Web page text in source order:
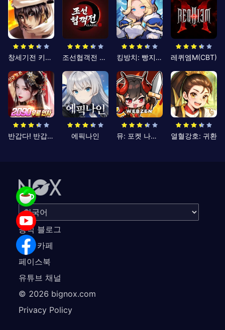
창세기전 키우기 조선협객전 클래식 킹방치: 빵지의 제왕 레퀴엠M(CBT)
반갑다! 반갑삼국지 에픽나인 뮤: 포켓 나이츠 열혈강호: 귀환
공식 블로그
공식 카페
페이스북
유튜브 채널
© 2026 bignox.com
Privacy Policy